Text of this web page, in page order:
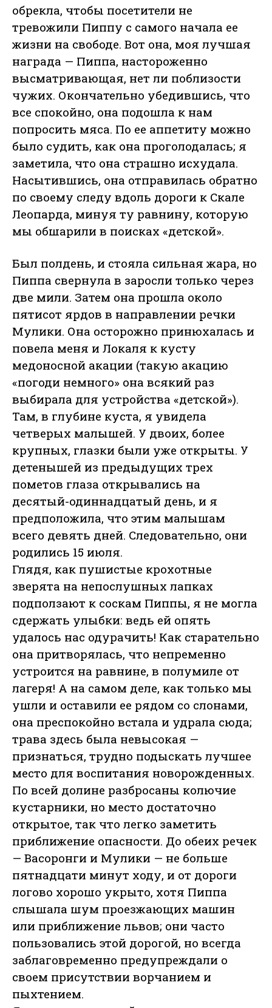
обрекла, чтобы посетители не
тревожили Пиппу с самого начала ее
жизни на свободе. Вот она, моя лучшая
награда — Пиппа, настороженно
высматривающая, нет ли поблизости
чужих. Окончательно убедившись, что
все спокойно, она подошла к нам
попросить мяса. По ее аппетиту можно
было судить, как она проголодалась; я
заметила, что она страшно исхудала.
Насытившись, она отправилась обратно
по своему следу вдоль дороги к Скале
Леопарда, минуя ту равнину, которую
мы обшарили в поисках «детской».
Был полдень, и стояла сильная жара, но
Пиппа свернула в заросли только через
две мили. Затем она прошла около
пятисот ярдов в направлении речки
Мулики. Она осторожно принюхалась и
повела меня и Локаля к кусту
медоносной акации (такую акацию
«погоди немного» она всякий раз
выбирала для устройства «детской»).
Там, в глубине куста, я увидела
четверых малышей. У двоих, более
крупных, глазки были уже открыты. У
детенышей из предыдущих трех
пометов глаза открывались на
десятый-одиннадцатый день, и я
предположила, что этим малышам
всего девять дней. Следовательно, они
родились 15 июля.
Глядя, как пушистые крохотные
зверята на непослушных лапках
подползают к соскам Пиппы, я не могла
сдержать улыбки: ведь ей опять
удалось нас одурачить! Как старательно
она притворялась, что непременно
устроится на равнине, в полумиле от
лагеря! А на самом деле, как только мы
ушли и оставили ее рядом со слонами,
она преспокойно встала и удрала сюда;
трава здесь была невысокая —
признаться, трудно подыскать лучшее
место для воспитания новорожденных.
По всей долине разбросаны колючие
кустарники, но место достаточно
открытое, так что легко заметить
приближение опасности. До обеих речек
— Васоронги и Мулики — не больше
пятнадцати минут ходу, и от дороги
логово хорошо укрыто, хотя Пиппа
слышала шум проезжающих машин
или приближение львов; они часто
пользовались этой дорогой, но всегда
заблаговременно предупреждали о
своем присутствии ворчанием и
пыхтением.